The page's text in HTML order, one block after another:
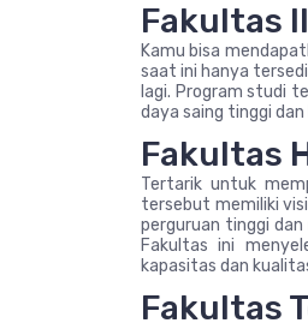
Fakultas
Kamu bisa
saat ini hanya
lagi. Program studi
daya saing tinggi
Fakultas
Tertarik untuk
tersebut memiliki
perguruan tinggi
Fakultas ini
kapasitas dan
Fakultas